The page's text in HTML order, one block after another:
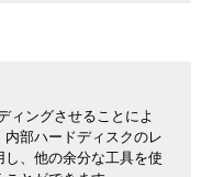
ィングさせることによ
部ハードディスクのレ
、他の余分な工具を使